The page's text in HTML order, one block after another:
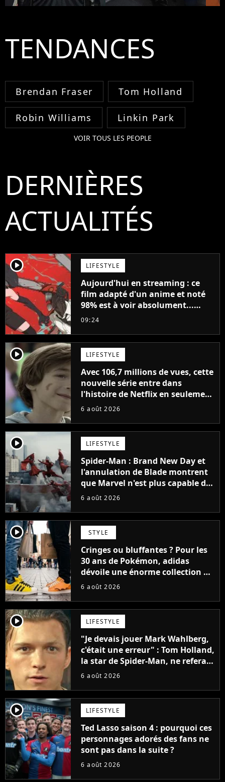
TENDANCES
Brendan Fraser Tom Holland
Robin Williams Linkin Park
VOIR TOUS LES PEOPLE
DERNIÈRES
ACTUALITÉS
player2 LIFESTYLE
Aujourd'hui en streaming : ce
film adapté d'un anime et noté
98% est à voir absolument...
sinon vous ne comprendrez plus
09:24
player2 LIFESTYLE
Avec 106,7 millions de vues, cette
nouvelle série entre dans
l'histoire de Netflix en seulement
48 jours
6 août 2026
player2 LIFESTYLE
Spider-Man : Brand New Day et
l'annulation de Blade montrent
que Marvel n'est plus capable de
faire quoi que ce soit de simple
6 août 2026
player2 STYLE
Cringes ou bluffantes ? Pour les
30 ans de Pokémon, adidas
dévoile une énorme collection de
sneakers et je ne sais pas quoi en
6 août 2026
player2 LIFESTYLE
"Je devais jouer Mark Wahlberg,
c'était une erreur" : Tom Holland,
la star de Spider-Man, ne referait
pas ce blockbuster
6 août 2026
player2 LIFESTYLE
Ted Lasso saison 4 : pourquoi ces
personnages adorés des fans ne
sont pas dans la suite ?
6 août 2026